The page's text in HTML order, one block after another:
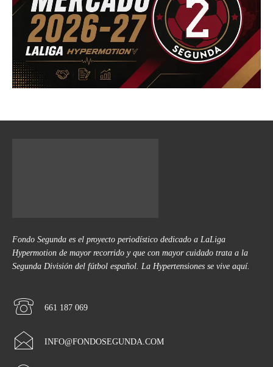
Fondo Segunda es el proyecto periodístico dedicado a LaLiga
Hypermotion de mayor recorrido y que con mayor cuidado trata a la
Segunda División del fútbol español. La Hypertensiones se vive aquí.
661 187 069
INFO@FONDOSEGUNDA.COM